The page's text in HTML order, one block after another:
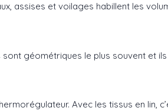
assises et voilages habillent les
géométriques le plus souvent et
Avec les tissus en lin,